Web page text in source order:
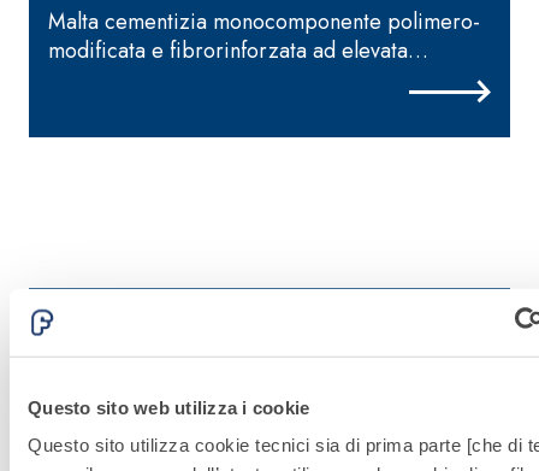
Questo sito web utilizza i cookie
Questo sito utilizza cookie tecnici sia di prima parte [che di
Malta cementizia monocomponente polimero-
modificata e fibrorinforzata ad elevata